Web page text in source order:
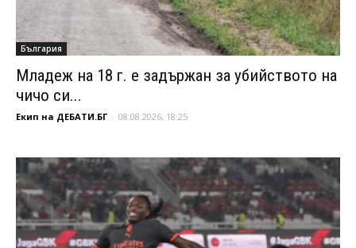
България
Младеж на 18 г. е задържан за убийството на
чичо си...
Екип на ДЕБАТИ.БГ - 08.08.2026, 18:25